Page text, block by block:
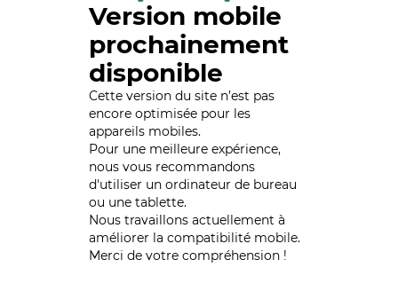
Version mobile
prochainement
disponible
Cette version du site n’est pas
encore optimisée pour les
appareils mobiles.
Pour une meilleure expérience,
nous vous recommandons
d'utiliser un ordinateur de bureau
ou une tablette.
Nous travaillons actuellement à
améliorer la compatibilité mobile.
Merci de votre compréhension !